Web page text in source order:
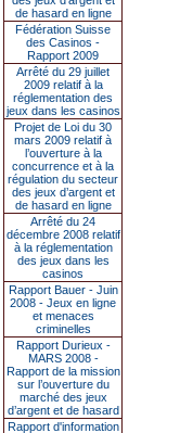
de hasard en ligne
Fédération Suisse
des Casinos -
Rapport 2009
Arrêté du 29 juillet
2009 relatif à la
réglementation des
jeux dans les casinos
Projet de Loi du 30
mars 2009 relatif à
l’ouverture à la
concurrence et à la
régulation du secteur
des jeux d’argent et
de hasard en ligne
Arrêté du 24
décembre 2008 relatif
à la réglementation
des jeux dans les
casinos
Rapport Bauer - Juin
2008 - Jeux en ligne
et menaces
criminelles
Rapport Durieux -
MARS 2008 -
Rapport de la mission
sur l’ouverture du
marché des jeux
d’argent et de hasard
Rapport d'information